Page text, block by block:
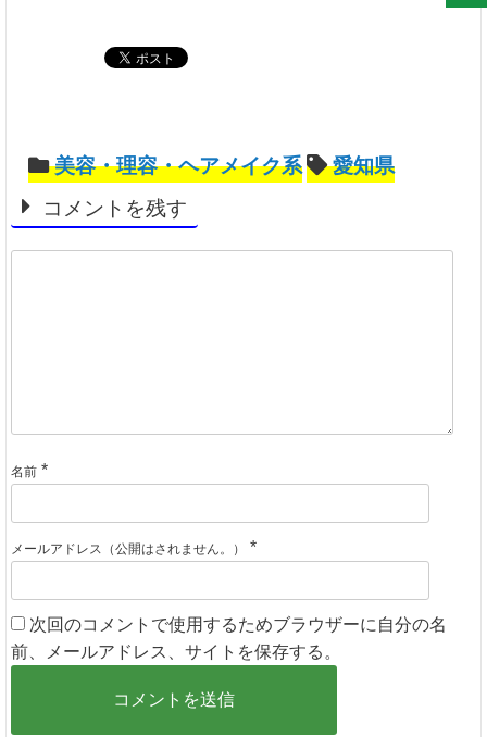
美容・理容・ヘアメイク系
愛知県
コメントを残す
名前 *
メールアドレス（公開はされません。） *
次回のコメントで使用するためブラウザーに自分の名
前、メールアドレス、サイトを保存する。